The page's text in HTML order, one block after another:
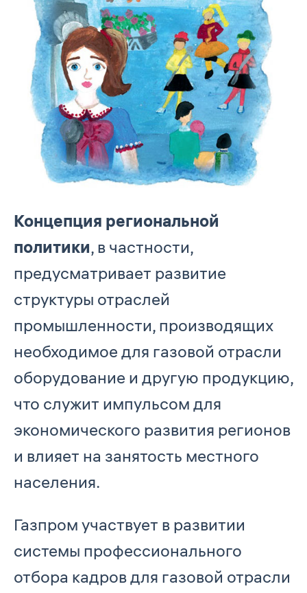
Концепция региональной
политики, в частности,
предусматривает развитие
структуры отраслей
промышленности, производящих
необходимое для газовой отрасли
оборудование и другую продукцию,
что служит импульсом для
экономического развития регионов
и влияет на занятость местного
населения.
Газпром участвует в развитии
системы профессионального
отбора кадров для газовой отрасли